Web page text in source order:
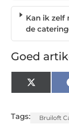
Kan ik zelf
de
Goed
X
(Twitter)
Tags: Bruiloft